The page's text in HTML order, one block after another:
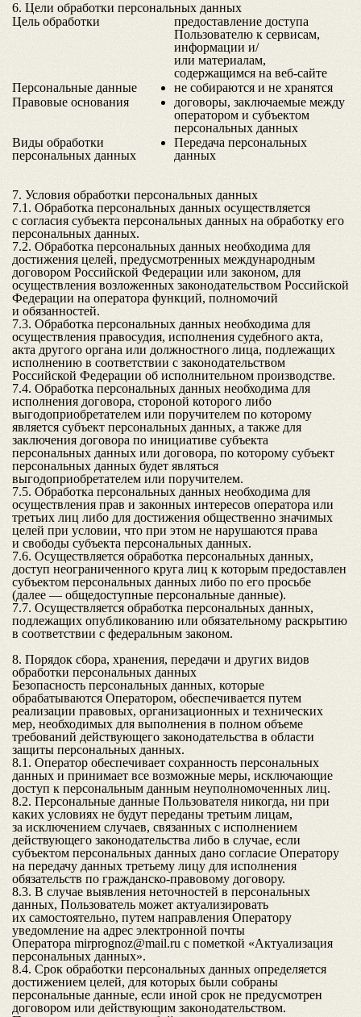
6. Цели обработки персональных данных
Цель обработки
предоставление доступа
Пользователю к сервисам,
информации и/
или материалам,
содержащимся на веб-сайте
Персональные данные
не собираются и не хранятся
Правовые основания
договоры, заключаемые между
оператором и субъектом
персональных данных
Виды обработки
персональных данных
Передача персональных
данных
7. Условия обработки персональных данных
7.1. Обработка персональных данных осуществляется
с согласия субъекта персональных данных на обработку его
персональных данных.
7.2. Обработка персональных данных необходима для
достижения целей, предусмотренных международным
договором Российской Федерации или законом, для
осуществления возложенных законодательством Российской
Федерации на оператора функций, полномочий
и обязанностей.
7.3. Обработка персональных данных необходима для
осуществления правосудия, исполнения судебного акта,
акта другого органа или должностного лица, подлежащих
исполнению в соответствии с законодательством
Российской Федерации об исполнительном производстве.
7.4. Обработка персональных данных необходима для
исполнения договора, стороной которого либо
выгодоприобретателем или поручителем по которому
является субъект персональных данных, а также для
заключения договора по инициативе субъекта
персональных данных или договора, по которому субъект
персональных данных будет являться
выгодоприобретателем или поручителем.
7.5. Обработка персональных данных необходима для
осуществления прав и законных интересов оператора или
третьих лиц либо для достижения общественно значимых
целей при условии, что при этом не нарушаются права
и свободы субъекта персональных данных.
7.6. Осуществляется обработка персональных данных,
доступ неограниченного круга лиц к которым предоставлен
субъектом персональных данных либо по его просьбе
(далее — общедоступные персональные данные).
7.7. Осуществляется обработка персональных данных,
подлежащих опубликованию или обязательному раскрытию
в соответствии с федеральным законом.
8. Порядок сбора, хранения, передачи и других видов
обработки персональных данных
Безопасность персональных данных, которые
обрабатываются Оператором, обеспечивается путем
реализации правовых, организационных и технических
мер, необходимых для выполнения в полном объеме
требований действующего законодательства в области
защиты персональных данных.
8.1. Оператор обеспечивает сохранность персональных
данных и принимает все возможные меры, исключающие
доступ к персональным данным неуполномоченных лиц.
8.2. Персональные данные Пользователя никогда, ни при
каких условиях не будут переданы третьим лицам,
за исключением случаев, связанных с исполнением
действующего законодательства либо в случае, если
субъектом персональных данных дано согласие Оператору
на передачу данных третьему лицу для исполнения
обязательств по гражданско-правовому договору.
8.3. В случае выявления неточностей в персональных
данных, Пользователь может актуализировать
их самостоятельно, путем направления Оператору
уведомление на адрес электронной почты
Оператора mirprognoz@mail.ru с пометкой «Актуализация
персональных данных».
8.4. Срок обработки персональных данных определяется
достижением целей, для которых были собраны
персональные данные, если иной срок не предусмотрен
договором или действующим законодательством.